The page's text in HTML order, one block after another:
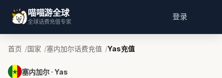
喵喵游全球
全球话费充值专家
登录
首页 国家 塞内加尔话费充值 Yas充值
塞内加尔 · Yas